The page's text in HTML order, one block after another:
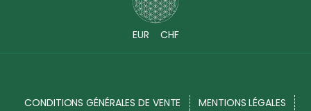
EUR CHF
CONDITIONS GÉNÉRALES DE VENTE
MENTIONS LÉGALES